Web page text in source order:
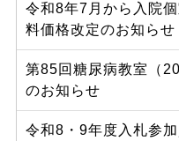
令和8年7月から入院
料価格改定のお知らせ
第85回糖尿病教室（
のお知らせ
令和8・9年度入札参